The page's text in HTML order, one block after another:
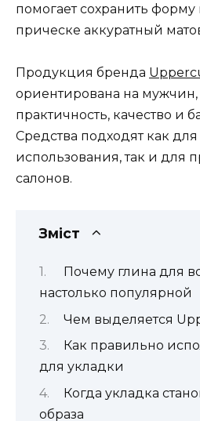
помогает сохранить
прическе аккуратный
Продукция бренда
ориентирована на мужчин,
практичность, качество и
Средства подходят как
использования, так и для
салонов.
Зміст
Почему глина для
настолько популярной
Чем выделяется
Как правильно
для укладки
Когда укладка
образа